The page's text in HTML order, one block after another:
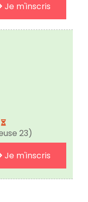
Je m'inscris
23)
Je m'inscris